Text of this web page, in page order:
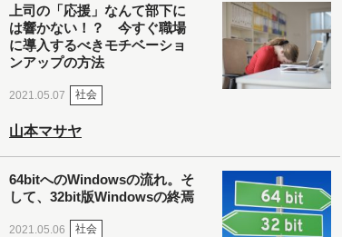
上司の「応援」なんて部下に
は響かない！？ 今すぐ職場
に導入するべきモチベーショ
ンアップの方法
2021.05.07 社会
山本マサヤ
64bitへのWindowsの流れ。そ
して、32bit版Windowsの終焉
2021.05.06 社会